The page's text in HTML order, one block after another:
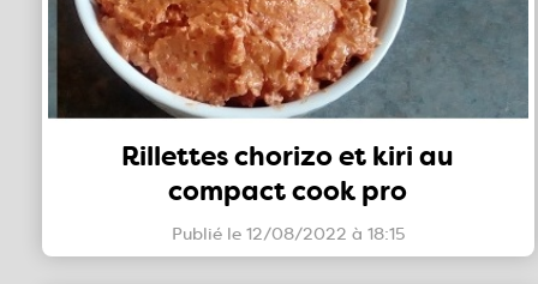
Rillettes chorizo et kiri au
compact cook pro
Publié le 12/08/2022 à 18:15